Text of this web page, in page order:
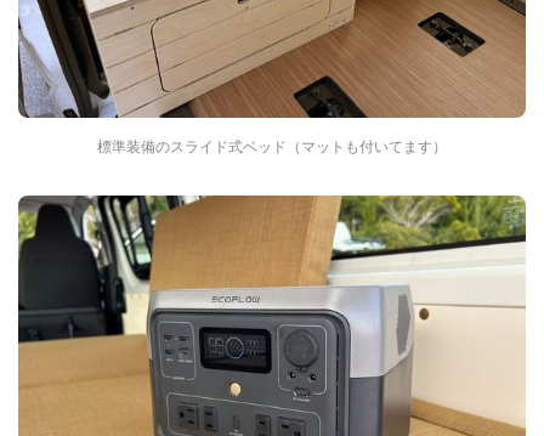
標準装備のスライド式ベッド（マットも付いてます）